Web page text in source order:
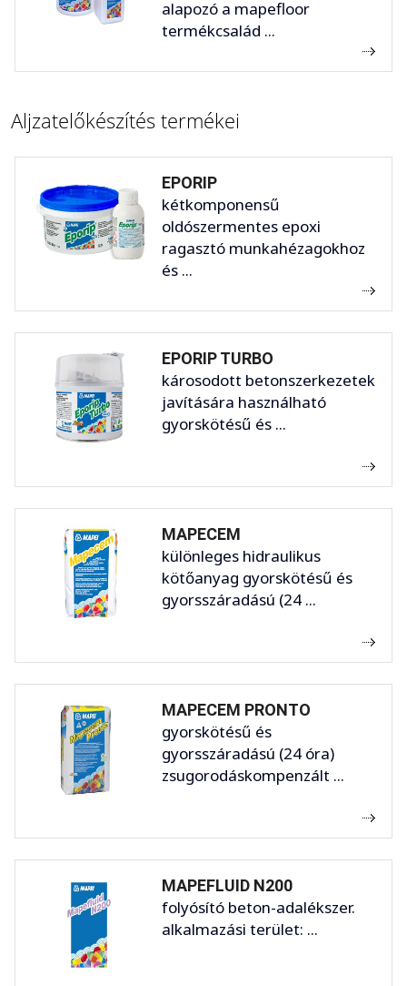
alapozó a mapefloor
termékcsalád ...
Aljzatelőkészítés termékei
EPORIP
kétkomponensű
oldószermentes epoxi
ragasztó munkahézagokhoz
és ...
EPORIP TURBO
károsodott betonszerkezetek
javítására használható
gyorskötésű és ...
MAPECEM
különleges hidraulikus
kötőanyag gyorskötésű és
gyorsszáradású (24 ...
MAPECEM PRONTO
gyorskötésű és
gyorsszáradású (24 óra)
zsugorodáskompenzált ...
MAPEFLUID N200
folyósító beton-adalékszer.
alkalmazási terület: ...